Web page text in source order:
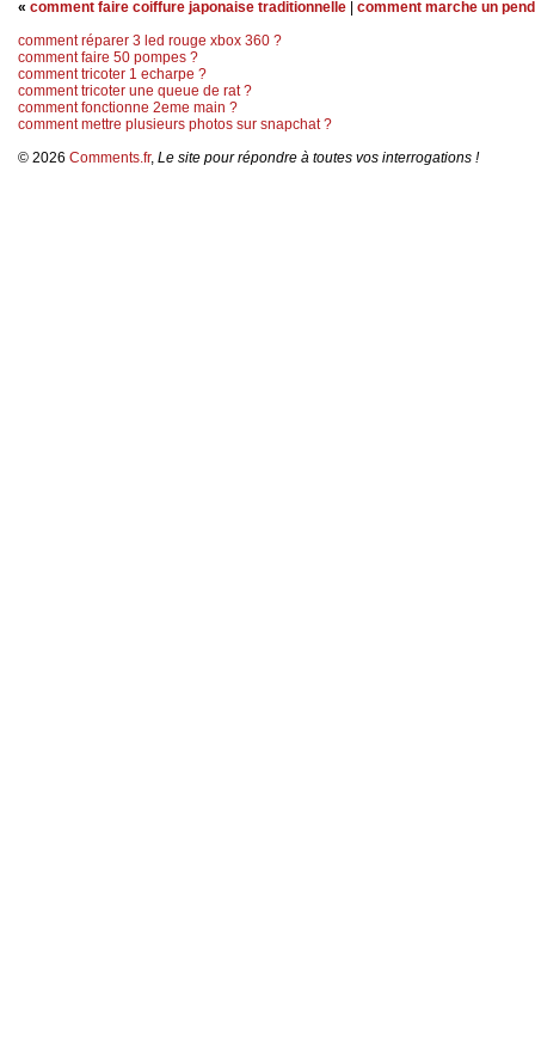
« comment faire coiffure japonaise traditionnelle | comment marche un
comment réparer 3 led rouge xbox 360 ?
comment faire 50 pompes ?
comment tricoter 1 echarpe ?
comment tricoter une queue de rat ?
comment fonctionne 2eme main ?
comment mettre plusieurs photos sur snapchat ?
© 2026 Comments.fr, Le site pour répondre à toutes vos interrogations !